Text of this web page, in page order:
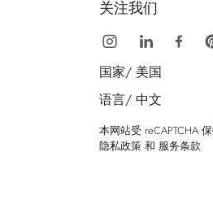
关注我们
国家/ 美国
语言/ 中文
本网站受 reCAPTCHA
隐私政策 和 服务条款